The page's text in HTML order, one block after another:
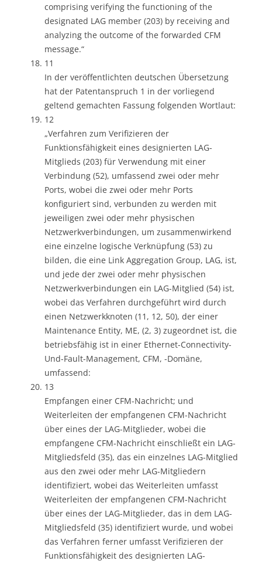
comprising verifying the functioning of the
designated LAG member (203) by receiving and
analyzing the outcome of the forwarded CFM
message.“
11
In der veröffentlichten deutschen Übersetzung
hat der Patentanspruch 1 in der vorliegend
geltend gemachten Fassung folgenden Wortlaut:
12
„Verfahren zum Verifizieren der
Funktionsfähigkeit eines designierten LAG-
Mitglieds (203) für Verwendung mit einer
Verbindung (52), umfassend zwei oder mehr
Ports, wobei die zwei oder mehr Ports
konfiguriert sind, verbunden zu werden mit
jeweiligen zwei oder mehr physischen
Netzwerkverbindungen, um zusammenwirkend
eine einzelne logische Verknüpfung (53) zu
bilden, die eine Link Aggregation Group, LAG, ist,
und jede der zwei oder mehr physischen
Netzwerkverbindungen ein LAG-Mitglied (54) ist,
wobei das Verfahren durchgeführt wird durch
einen Netzwerkknoten (11, 12, 50), der einer
Maintenance Entity, ME, (2, 3) zugeordnet ist, die
betriebsfähig ist in einer Ethernet-Connectivity-
Und-Fault-Management, CFM, -Domäne,
umfassend:
13
Empfangen einer CFM-Nachricht; und
Weiterleiten der empfangenen CFM-Nachricht
über eines der LAG-Mitglieder, wobei die
empfangene CFM-Nachricht einschließt ein LAG-
Mitgliedsfeld (35), das ein einzelnes LAG-Mitglied
aus den zwei oder mehr LAG-Mitgliedern
identifiziert, wobei das Weiterleiten umfasst
Weiterleiten der empfangenen CFM-Nachricht
über eines der LAG-Mitglieder, das in dem LAG-
Mitgliedsfeld (35) identifiziert wurde, und wobei
das Verfahren ferner umfasst Verifizieren der
Funktionsfähigkeit des designierten LAG-